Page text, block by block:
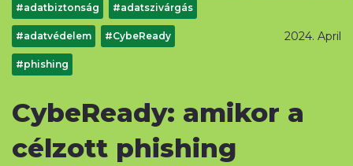
#adatbiztonság #adatszivárgás
#adatvédelem #CybeReady
#phishing
2024. April
CybeReady: amikor a
célzott phishing